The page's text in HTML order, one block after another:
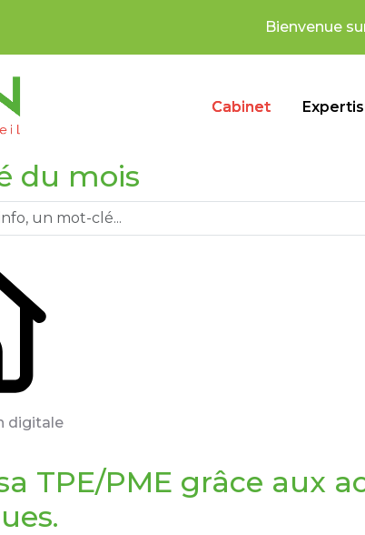
Bienvenue sur notre
Cabinet
du mois
digitale
TPE/PME grâce aux